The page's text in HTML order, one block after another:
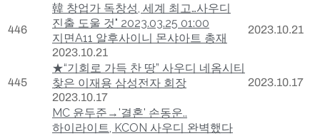
446
韓 창업가 독창성, 세계 최고…사우디
진출 도울 것" 2023.03.25 01:00
지면A11 알후사이니 몬샤아트 총재
2023.10.21
2023.10.21
445
★“기회로 가득 찬 땅” 사우디 네옴시티
찾은 이재용 삼성전자 회장
2023.10.17
2023.10.17
MC 윤두준→'결혼' 손동운..
하이라이트, KCON 사우디 완벽했다